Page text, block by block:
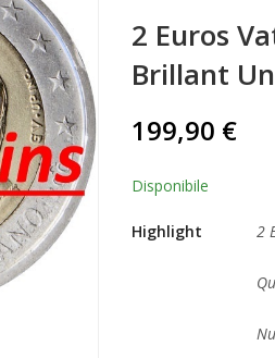
2 Euros
Brillant
199,90 €
Disponibile
Highlight 2